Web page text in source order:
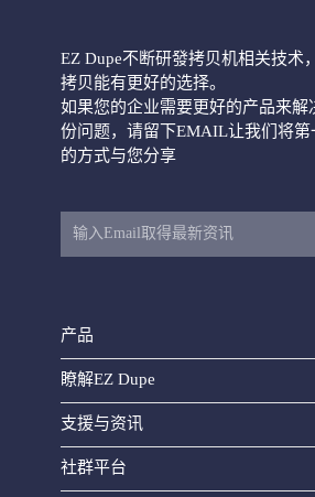
HD CyCLONE II 300
HD Leopardo硬盘拷贝机
EZ Dupe不断研發拷贝机相关技术
拷贝能有更好的选择。
如果您的企业需要更好的产品来解
份问题，请留下EMAIL让我们将
的方式与您分享
产品
瞭解EZ Dupe
支援与资讯
社群平台